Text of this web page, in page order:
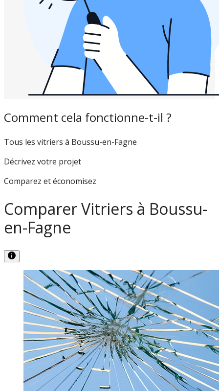
Comment cela fonctionne-t-il ?
Tous les vitriers à Boussu-en-Fagne
Décrivez votre projet
Comparez et économisez
Comparer Vitriers à Boussu-
en-Fagne